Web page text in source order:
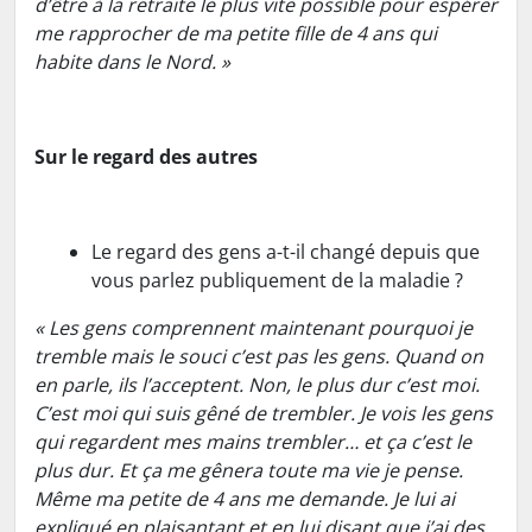
me rapprocher de ma petite fille de 4 ans qui
habite dans le Nord. »
Sur le regard des autres
Le regard des gens a-t-il changé depuis que
vous parlez publiquement de la maladie ?
« Les gens comprennent maintenant pourquoi je
tremble mais le souci c’est pas les gens. Quand on
en parle, ils l’acceptent. Non, le plus dur c’est moi.
C’est moi qui suis gêné de trembler. Je vois les gens
qui regardent mes mains trembler… et ça c’est le
plus dur. Et ça me gênera toute ma vie je pense.
Même ma petite de 4 ans me demande. Je lui ai
expliqué en plaisantant et en lui disant que j’ai des